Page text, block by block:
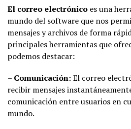
El correo electrónico es una
mundo del software que nos
mensajes y archivos de forma
principales herramientas que
podemos destacar:
– Comunicación:El correo
recibir mensajes
comunicación entre usuarios en
mundo.